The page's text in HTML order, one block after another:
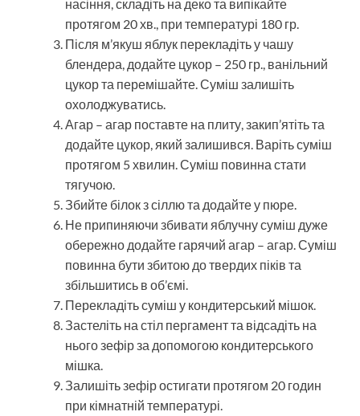
насіння, складіть на деко та випікайте
протягом 20 хв., при температурі 180 гр.
Після м’якуш яблук перекладіть у чашу
блендера, додайте цукор – 250 гр., ванільний
цукор та перемішайте. Суміш залишіть
охолоджуватись.
Агар – агар поставте на плиту, закип’ятіть та
додайте цукор, який залишився. Варіть суміш
протягом 5 хвилин. Суміш повинна стати
тягучою.
Збийте білок з сіллю та додайте у пюре.
Не припиняючи збивати яблучну суміш дуже
обережно додайте гарячий агар – агар. Суміш
повинна бути збитою до твердих піків та
збільшитись в об’ємі.
Перекладіть суміш у кондитерський мішок.
Застеліть на стіл пергамент та відсадіть на
нього зефір за допомогою кондитерського
мішка.
Залишіть зефір остигати протягом 20 годин
при кімнатній температурі.